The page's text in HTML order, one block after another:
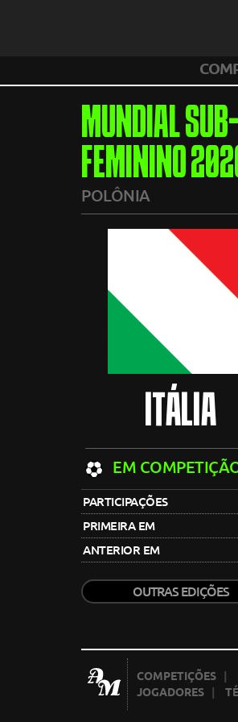
MUNDIAL
FEMININO
POLÔNIA
ITÁLIA
EM
PARTICIPAÇÕES
PRIMEIRA EM
ANTERIOR EM
OUTRAS EDIÇÕES
COMPETIÇÕES
JOGADORES |